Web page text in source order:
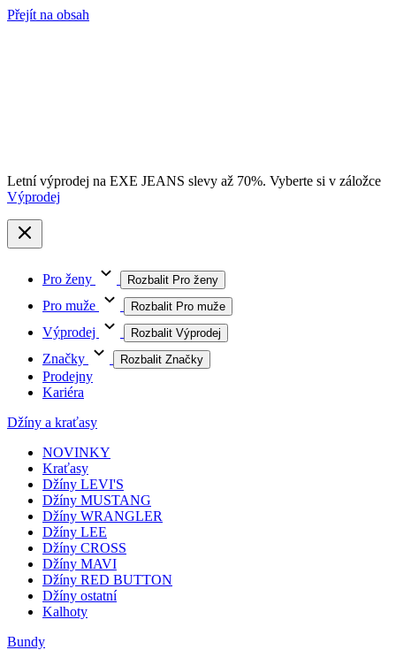
Přejít na obsah
Letní výprodej na EXE JEANS slevy až 70%. Vyberte si v záložce
Výprodej
Pro ženy Rozbalit Pro ženy
Pro muže Rozbalit Pro muže
Výprodej Rozbalit Výprodej
Značky Rozbalit Značky
Prodejny
Kariéra
Džíny a kraťasy
NOVINKY
Kraťasy
Džíny LEVI'S
Džíny MUSTANG
Džíny WRANGLER
Džíny LEE
Džíny CROSS
Džíny MAVI
Džíny RED BUTTON
Džíny ostatní
Kalhoty
Bundy